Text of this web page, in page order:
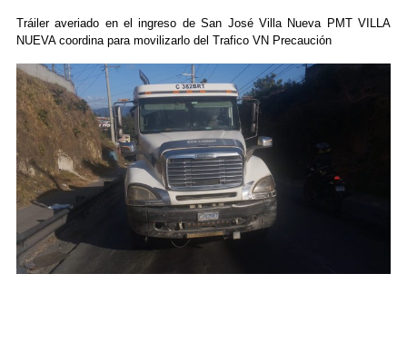
Tráiler averiado en el ingreso de San José Villa Nueva PMT VILLA
NUEVA coordina para movilizarlo del Trafico VN Precaución